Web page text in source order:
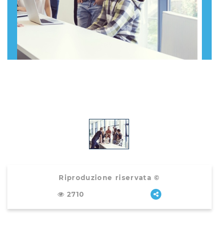
Riproduzione riservata ©
2710